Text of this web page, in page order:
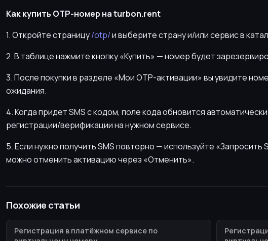
Как купить OTP-номер на turbon.rent
1. Откройте страницу/otp/и выберите страну и/или сервис в
2. В таблице нажмите кнопку «Купить» — номер будет
3. После покупки в разделе «Мои OTP-активации» вы увидите
ожидания.
4. Когда придет SMS с кодом, поле кода обновится
регистрации/верификации на нужном сервисе.
5. Если нужно получить SMS повторно — используйте
можно отменить активацию через «Отменить».
Похожие статьи
Регистрация в платёжном сервисе по